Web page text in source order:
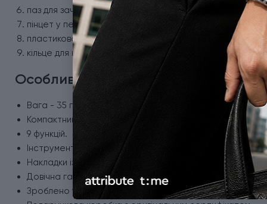
паз для зачистки дротів;
пінцет у передній накладці;
пластикова зубочистка;
кільце для кріплення.
Особливості ножа Victorinox
Вага - 35 г.
Компактний розмір - 84 x 26 x 12 мм.
9 функцій.
Інструменти виготовлено з неіржавної сталі.
Накладки із ударостійкого пластику з логотипом
Довічна гарантія.
Зроблено у Швейцарії.